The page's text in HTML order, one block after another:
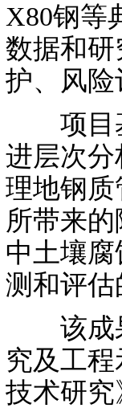
X80钢等
数据和
护、风
项目基
进层次
理地钢
所带来
中土壤
测和评估
该成果
究及工
技术研究